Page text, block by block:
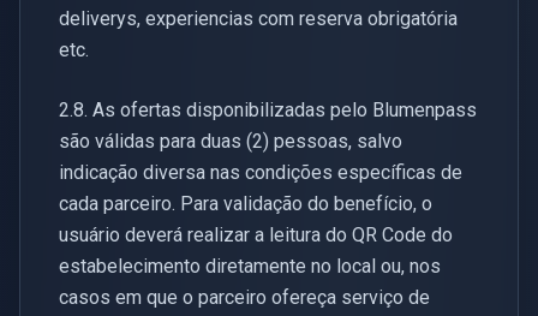
deliverys, experiencias com reserva obrigatória
etc.
2.8. As ofertas disponibilizadas pelo Blumenpass
são válidas para duas (2) pessoas, salvo
indicação diversa nas condições específicas de
cada parceiro. Para validação do benefício, o
usuário deverá realizar a leitura do QR Code do
estabelecimento diretamente no local ou, nos
casos em que o parceiro ofereça serviço de